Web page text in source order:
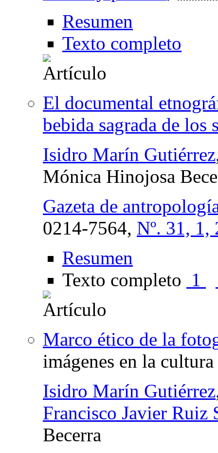
Resumen
Texto completo
El documental
bebida sagrada de los
Isidro Marín Gutiérrez
Mónica Hinojosa
Gazeta de
0214-7564, Nº. 31, 1,
Resumen
Texto completo 1
Marco ético de la
imágenes en la
Isidro Marín Gutiérrez
Francisco Javier Ruiz
Becerra